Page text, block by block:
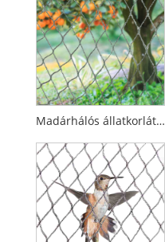
Madárhálós állatkorlátok